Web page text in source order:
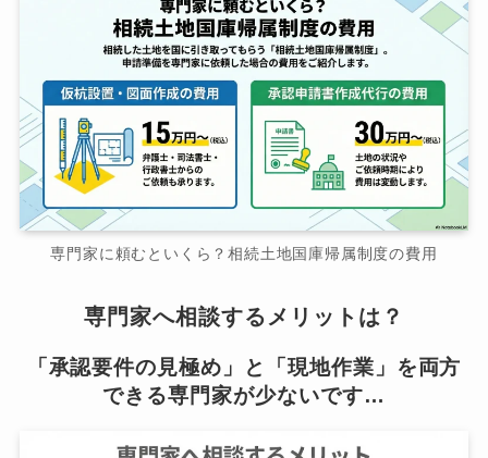
専門家に頼むといくら？相続土地国庫帰属制度の費用
専門家へ相談するメリットは？
「承認要件の見極め」と「現地作業」を両方
できる専門家が少ないです…